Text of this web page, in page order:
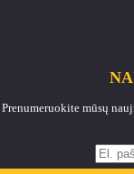
Prenumeruokite mūsų